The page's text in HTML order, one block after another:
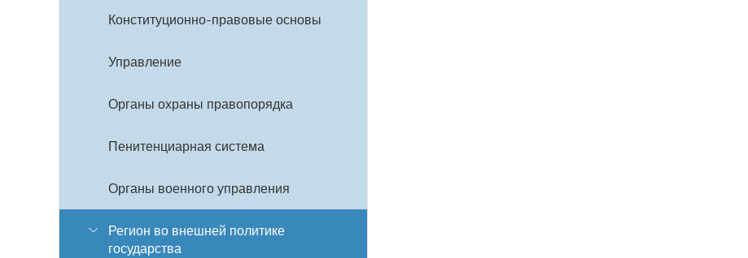
Конституционно-правовые основы
Управление
Органы охраны правопорядка
Пенитенциарная система
Органы военного управления
Регион во внешней политике
государства